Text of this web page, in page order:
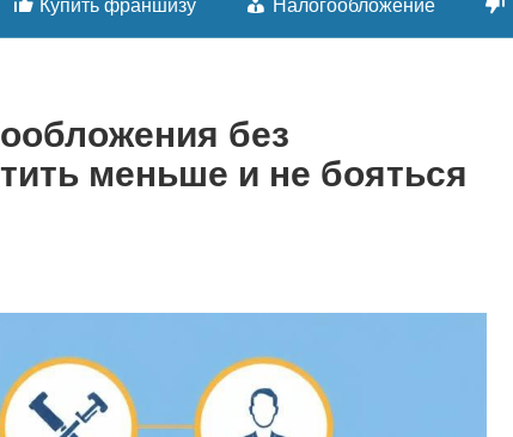
Купить франшизу Налогообложение
без
меньше и не бояться